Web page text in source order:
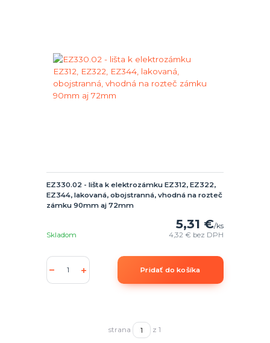
EZ330.02 - lišta k elektrozámku EZ312, EZ322,
EZ344, lakovaná, obojstranná, vhodná na rozteč
zámku 90mm aj 72mm
5,31 €/ks
4,32 € bez DPH
Skladom
Pridať do košíka
strana z 1